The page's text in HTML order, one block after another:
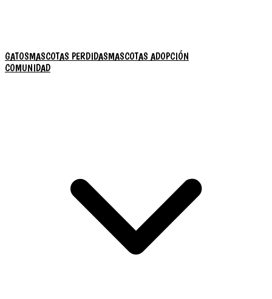
GATOSMASCOTAS PERDIDASMASCOTAS ADOPCIÓN
COMUNIDAD